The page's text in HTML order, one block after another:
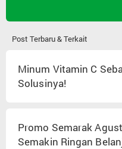
Post Terbaru & Terkait
Minum Vitamin C
Solusinya!
Promo Semarak
Semakin Ringan